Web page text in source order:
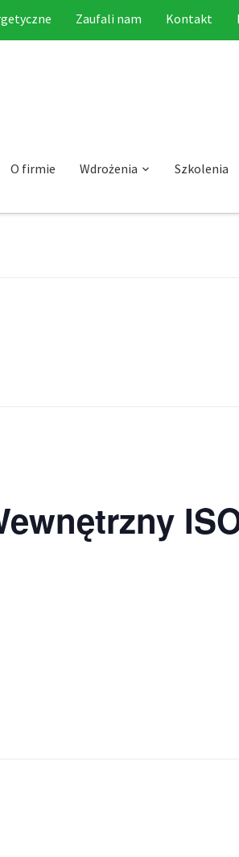
Zaufali nam Kontakt
O firmie Wdrożenia Szkolenia